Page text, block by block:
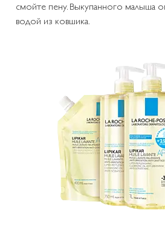
смойте пену. Выкупанного малыша
водой из ковшика.